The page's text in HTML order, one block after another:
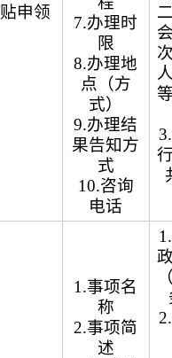
贴申领
7.办理时
限
8.办理地
点（方
式）
9.办理结
果告知方
式
10.咨询
电话
1.事项名
称
2.事项简
述